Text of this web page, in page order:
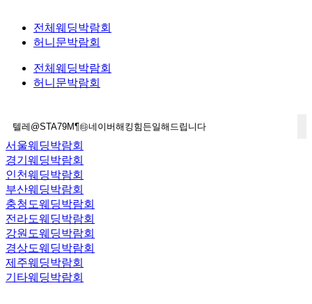
전체웨딩박람회
허니문박람회
전체웨딩박람회
허니문박람회
서울웨딩박람회
경기웨딩박람회
인천웨딩박람회
부산웨딩박람회
충청도웨딩박람회
전라도웨딩박람회
강원도웨딩박람회
경상도웨딩박람회
제주웨딩박람회
기타웨딩박람회